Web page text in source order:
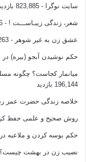
سایت نوگرا - 823,885 بازدید
شعر، زندگی زیبـاســـت ! - 485,306 بازدید
عشق زن به غیر شوهر - 280,263 بازدید
حکم نوشیدن آبجو (بیره)
میانمار کجاست؟ چگونه
196,144 بازدید
خلاصه زندگی حضرت عمر
روش صحیح و علمی حفظ
حکم بوسه کردن و ملاعبه
نصیب زن در بهشت چیست؟